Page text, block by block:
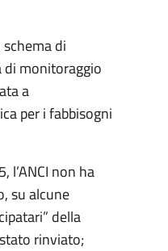
di
di monitoraggio
a
per i fabbisogni
l’ANCI non ha
su alcune
della
rinviato;